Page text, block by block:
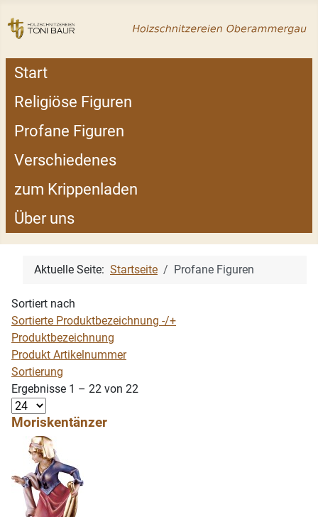
Start
Religiöse Figuren
Profane Figuren
Verschiedenes
zum Krippenladen
Über uns
Aktuelle Seite: Startseite Profane Figuren
Sortiert nach
Sortierte Produktbezeichnung -/+
Produktbezeichnung
Produkt Artikelnummer
Sortierung
Ergebnisse 1 – 22 von 22
Moriskentänzer